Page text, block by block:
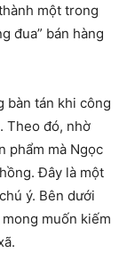
một trong
đua” bán hàng
bàn tán khi công
Theo đó, nhờ
phẩm mà Ngọc
Đây là một
ý. Bên dưới
muốn kiếm